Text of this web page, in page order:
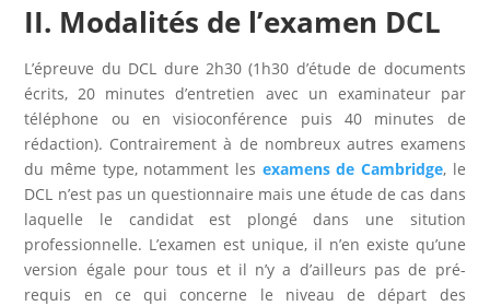
II. Modalités de l’examen DCL
L’épreuve du DCL dure 2h30 (1h30 d’étude de documents
écrits, 20 minutes d’entretien avec un examinateur par
téléphone ou en visioconférence puis 40 minutes de
rédaction). Contrairement à de nombreux autres examens
du même type, notamment les examens de Cambridge, le
DCL n’est pas un questionnaire mais une étude de cas dans
laquelle le candidat est plongé dans une sitution
professionnelle. L’examen est unique, il n’en existe qu’une
version égale pour tous et il n’y a d’ailleurs pas de pré-
requis en ce qui concerne le niveau de départ des